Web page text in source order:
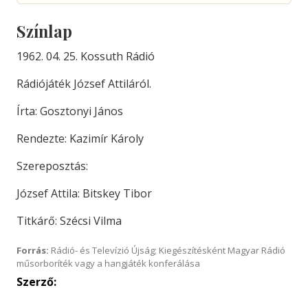
Színlap
1962. 04. 25. Kossuth Rádió
Rádiójáték József Attiláról.
Írta: Gosztonyi János
Rendezte: Kazimír Károly
Szereposztás:
József Attila: Bitskey Tibor
Titkárő: Szécsi Vilma
Forrás: Rádió- és Televízió Újság; Kiegészítésként Magyar Rádió
műsorboríték vagy a hangjáték konferálása
Szerző: